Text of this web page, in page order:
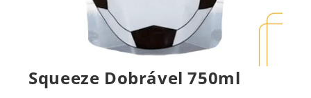
Squeeze Dobrável 750ml